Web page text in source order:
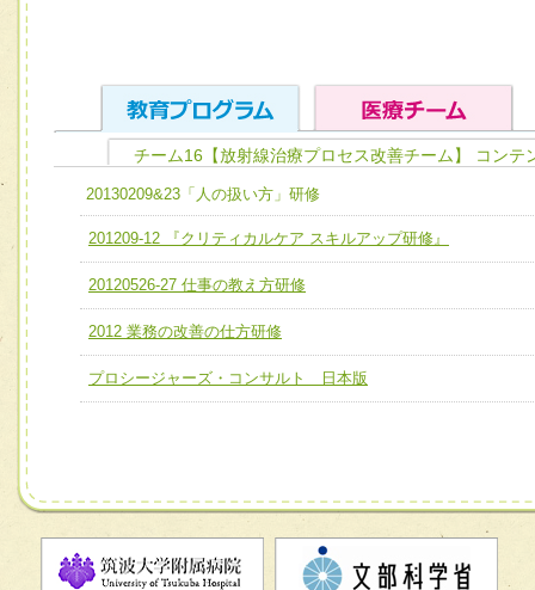
ユニット１ 医療人としての基礎能力
全人的医療を実践する医療人として、必要な基礎能力を身
ける
ユニット２ チーム医療構成力
ユニット３ 多職種連携力
他職種の視点とスキルを学び、相互理解と連携を深める
チーム01【病院内横断的問題解決チーム】
チーム02【地域医療連携推進による高度医療を必要とする
宅患者等支援チーム】
チーム03【癌患者服薬サポートチーム】
チーム04【口腔ケアチーム】
チーム07【病院職員に対する院内感染対策教育チーム】
チーム08【地域関係機関と連携した小児リハビリテーショ
チーム】
チーム16【放射線治療プロセス改善チーム】 コンテ
20130209&23「人の扱い方」研修
201209-12 『クリティカルケア スキルアップ研修』
20120526-27 仕事の教え方研修
2012 業務の改善の仕方研修
プロシージャーズ・コンサルト 日本版